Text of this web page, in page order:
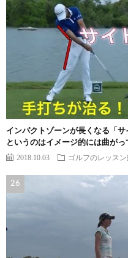
インパクトゾーンが長くなる「
というのはイメージ的には曲がっ
2018.10.03 ゴルフのレッス